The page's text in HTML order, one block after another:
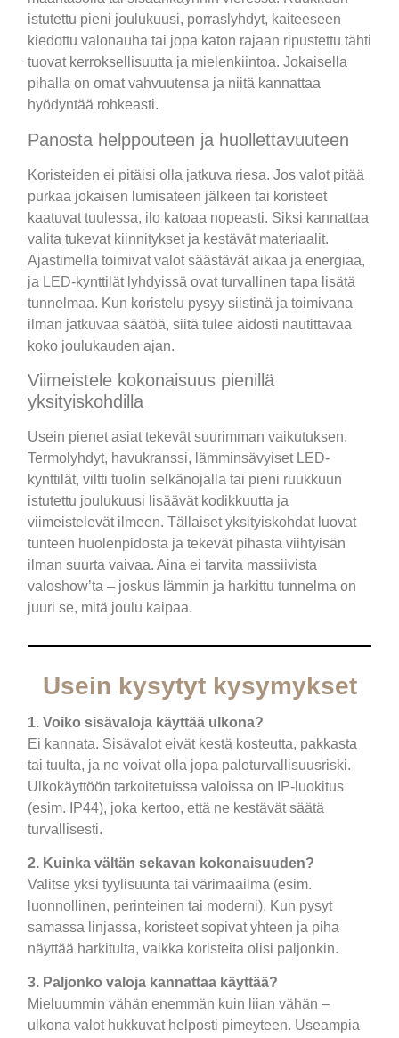
istutettu pieni joulukuusi, porraslyhdyt, kaiteeseen
kiedottu valonauha tai jopa katon rajaan ripustettu tähti
tuovat kerroksellisuutta ja mielenkiintoa. Jokaisella
pihalla on omat vahvuutensa ja niitä kannattaa
hyödyntää rohkeasti.
Panosta helppouteen ja huollettavuuteen
Koristeiden ei pitäisi olla jatkuva riesa. Jos valot pitää
purkaa jokaisen lumisateen jälkeen tai koristeet
kaatuvat tuulessa, ilo katoaa nopeasti. Siksi kannattaa
valita tukevat kiinnitykset ja kestävät materiaalit.
Ajastimella toimivat valot säästävät aikaa ja energiaa,
ja LED-kynttilät lyhdyissä ovat turvallinen tapa lisätä
tunnelmaa. Kun koristelu pysyy siistinä ja toimivana
ilman jatkuvaa säätöä, siitä tulee aidosti nautittavaa
koko joulukauden ajan.
Viimeistele kokonaisuus pienillä
yksityiskohdilla
Usein pienet asiat tekevät suurimman vaikutuksen.
Termolyhdyt, havukranssi, lämminsävyiset LED-
kynttilät, viltti tuolin selkänojalla tai pieni ruukkuun
istutettu joulukuusi lisäävät kodikkuutta ja
viimeistelevät ilmeen. Tällaiset yksityiskohdat luovat
tunteen huolenpidosta ja tekevät pihasta viihtyisän
ilman suurta vaivaa. Aina ei tarvita massiivista
valoshow’ta – joskus lämmin ja harkittu tunnelma on
juuri se, mitä joulu kaipaa.
Usein kysytyt kysymykset
1. Voiko sisävaloja käyttää ulkona?
Ei kannata. Sisävalot eivät kestä kosteutta, pakkasta
tai tuulta, ja ne voivat olla jopa paloturvallisuusriski.
Ulkokäyttöön tarkoitetuissa valoissa on IP-luokitus
(esim. IP44), joka kertoo, että ne kestävät säätä
turvallisesti.
2. Kuinka vältän sekavan kokonaisuuden?
Valitse yksi tyylisuunta tai värimaailma (esim.
luonnollinen, perinteinen tai moderni). Kun pysyt
samassa linjassa, koristeet sopivat yhteen ja piha
näyttää harkitulta, vaikka koristeita olisi paljonkin.
3. Paljonko valoja kannattaa käyttää?
Mieluummin vähän enemmän kuin liian vähän –
ulkona valot hukkuvat helposti pimeyteen. Useampia